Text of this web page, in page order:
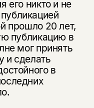
его никто и не
прошло 20 лет,
публикацию в
мог принять
и сделать
в